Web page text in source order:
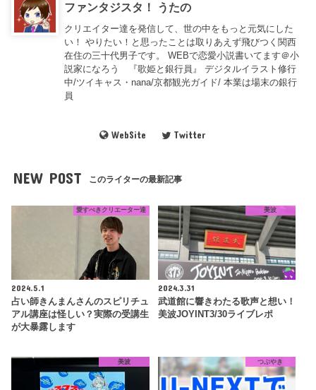
ファンタジスタ！ うたの
クリエイター達を発信して、世の中をもっと元気にした
い！ やりたい！と思ったことは取りあえず飛びつく関西
在住の三十代男子です。 WEBで恋愛小説書いてます＠小
説家になろう 『歌姫と銀行員』 デジタルイラスト修行
中/ツイキャス・nana/京都観光ガイド/ 本業は場末の銀行
員
WebSite Twitter
NEW POST このライターの最新記事
愛すべきクリエーター達
2024.5.1
占い師きんまんさんのスピリチュ
アル講座は怪しい？実際の受講生
が大暴露します
美波
2024.3.31
武道館に響きわたる歌声と想い！
美波JOYINT3/30ライブレポ
美波 つぶやき